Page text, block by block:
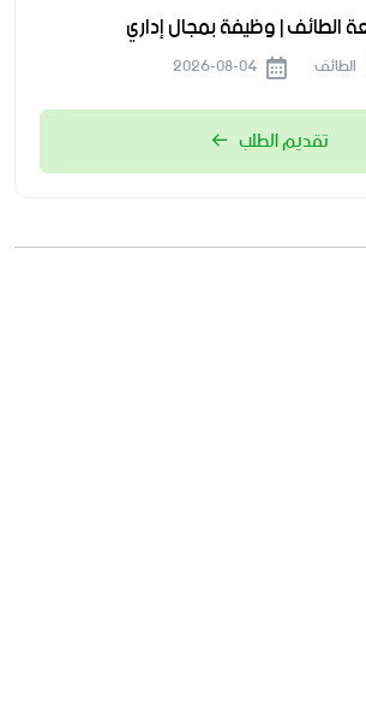
الطائف | وظيفة بمجال إداري
الطائف
تقديم الطلب